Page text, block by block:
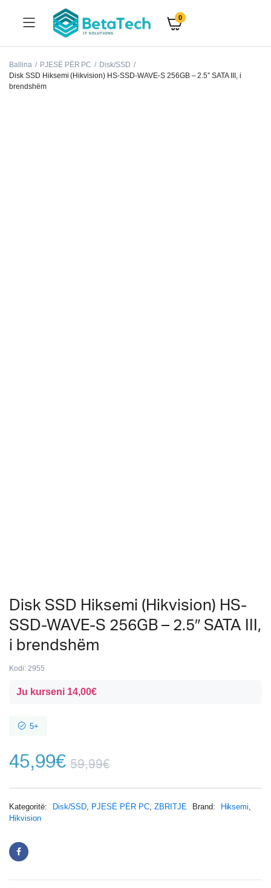
0
Ballina PJESË PËR PC
Disk/SSD
Disk SSD Hiksemi (Hikvision) HS-SSD-WAVE-S 256GB – 2.5″ SATA III, i
brendshëm
Disk SSD Hiksemi (Hikvision) HS-
SSD-WAVE-S 256GB – 2.5″ SATA III,
i brendshëm
Kodi: 2955
Ju kurseni 14,00€
5+
59,99€
45,99€
Kategoritë: Disk/SSD, PJESË PËR PC, ZBRITJE Brand: Hiksemi,
Hikvision